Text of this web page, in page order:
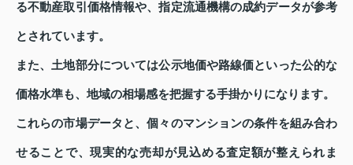
る不動産取引価格情報や、指定流通機構の成約データが参考
とされています。
また、土地部分については公示地価や路線価といった公的な
価格水準も、地域の相場感を把握する手掛かりになります。
これらの市場データと、個々のマンションの条件を組み合わ
せることで、現実的な売却が見込める査定額が整えられま